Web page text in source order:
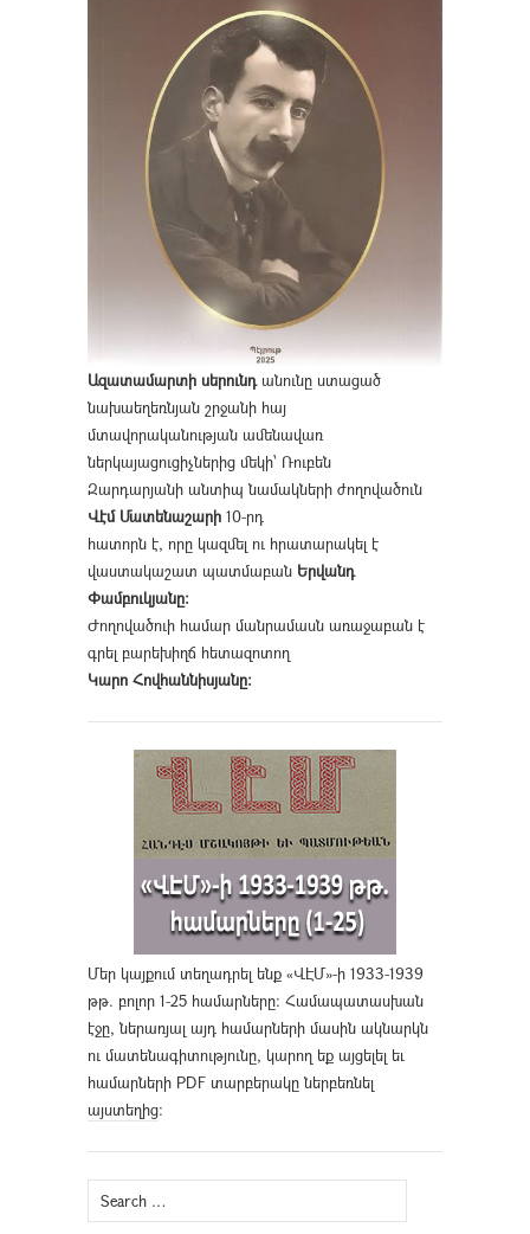
Ազատամարտի սերունդանունը ստացած
նախաեղեռնյան շրջանի հայ
մտավորականության ամենավառ
ներկայացուցիչներից մեկի՝ Ռուբեն
Զարդարյանի անտիպ նամակների ժողովածուն
Վէմ Մատենաշարի 10-րդ
հատորն է, որը կազմել ու հրատարակել է
վաստակաշատ պատմաբան Երվանդ
Փամբուկյանը։
Ժողովածուի համար մանրամասն առաջաբան է
գրել բարեխիղճ հետազոտող
Կարո Հովհաննիսյանը։
Մեր կայքում տեղադրել ենք «ՎԷՄ»-ի 1933-1939
թթ. բոլոր 1-25 համարները։ Համապատասխան
էջը, ներառյալ այդ համարների մասին ակնարկն
ու մատենագիտությունը, կարող եք այցելել եւ
համարների PDF տարբերակը ներբեռնել
այստեղից։
Search
for: